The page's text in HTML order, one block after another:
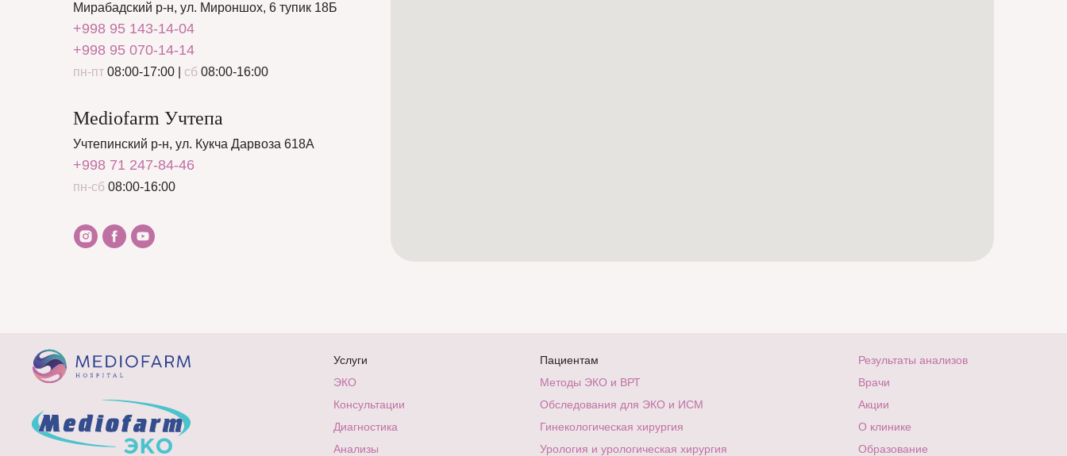
Мирабадский р-н, ул. Мироншох, 6 тупик 18Б
+998 95 143-14-04
+998 95 070-14-14
пн-пт 08:00-17:00 | сб 08:00-16:00
Mediofarm Учтепа
Учтепинский р-н, ул. Кукча Дарвоза 618А
+998 71 247-84-46
пн-сб 08:00-16:00
Результаты анализов
Врачи
Акции
О клинике
Образование
Пациентам
Методы ЭКО и ВРТ
Обследования для ЭКО и ИСМ
Гинекологическая хирургия
Урология и урологическая хирургия
Услуги
ЭКО
Консультации
Диагностика
Анализы